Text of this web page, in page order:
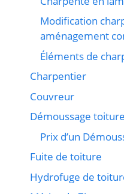
Modification
aménagement
Éléments de
Charpentier
Couvreur
Démoussage toiture
Prix d’un
Fuite de toiture
Hydrofuge de